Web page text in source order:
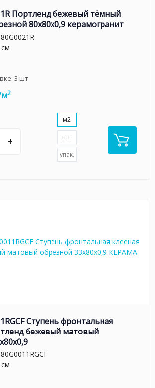
Портленд бежевый тёмный
80x80x0,9 керамогранит
3 шт
м2
+
м2
шт.
упак.
Ступень фронтальная
бежевый матовый